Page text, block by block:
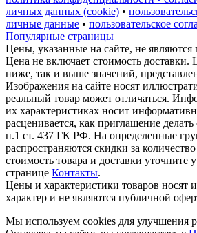
личных данных (cookie) •
личные данные • пользовательское
Популярные страницы
Цены, указанные на сайте, не
Цена не включает стоимость доставки.
ниже, так и выше значений,
Изображения на сайте носят
реальный товар может отличаться.
их характеристиках носит
расценивается, как приглашение
п.1 ст. 437 ГК РФ. На определенные
распространяются скидки за
стоимость товара и доставки уточните
странице Контакты.
Цены и характеристики товаров носят
характер и не являются публичной
Мы используем cookies для улучшения